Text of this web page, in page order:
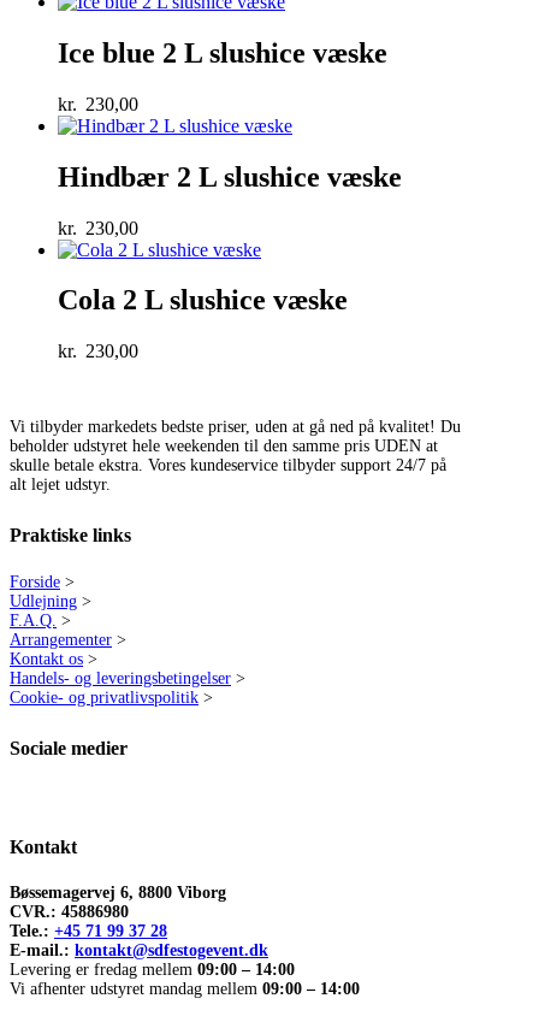
Ice blue 2 L slushice væske
kr. 230,00
Hindbær 2 L slushice væske
kr. 230,00
Cola 2 L slushice væske
kr. 230,00
Vi tilbyder markedets bedste priser, uden at gå ned på kvalitet! Du
beholder udstyret hele weekenden til den samme pris UDEN at
skulle betale ekstra. Vores kundeservice tilbyder support 24/7 på
alt lejet udstyr.
Praktiske links
Forside >
Udlejning >
F.A.Q. >
Arrangementer >
Kontakt os >
Handels- og leveringsbetingelser >
Cookie- og privatlivspolitik >
Sociale medier
Kontakt
Bøssemagervej 6, 8800 Viborg
CVR.: 45886980
Tele.: +45 71 99 37 28
E-mail.: kontakt@sdfestogevent.dk
Levering er fredag mellem 09:00 – 14:00
Vi afhenter udstyret mandag mellem 09:00 – 14:00